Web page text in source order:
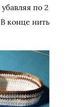
по 2
конце нить